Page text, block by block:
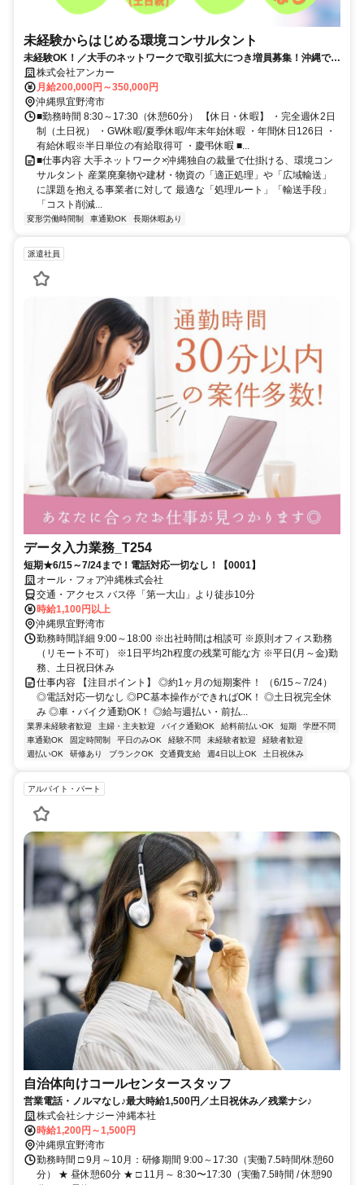
未経験からはじめる環境コンサルタント
未経験OK！／大手のネットワークで取引拡大につき増員募集！沖縄で一
生モノの営業スキルを身に着けたい方を募集中！／完全週休2日制（土
日祝）＆年間休日126日／転勤なし
株式会社アンカー
月給200,000円～350,000円
沖縄県宜野湾市
■勤務時間 8:30～17:30（休憩60分） 【休日・休暇】 ・完全週休2日
制（土日祝） ・GW休暇/夏季休暇/年末年始休暇 ・年間休日126日 ・
有給休暇※半日単位の有給取得可 ・慶弔休暇 ■...
■仕事内容 大手ネットワーク×沖縄独自の裁量で仕掛ける、環境コン
サルタント 産業廃棄物や建材・物資の「適正処理」や「広域輸送」
に課題を抱える事業者に対して 最適な「処理ルート」「輸送手段」
「コスト削減...
変形労働時間制 車通勤OK 長期休暇あり
派遣社員
データ入力業務_T254
短期★6/15～7/24まで！電話対応一切なし！【0001】
オール・フォア沖縄株式会社
交通・アクセス バス停「第一大山」より徒歩10分
時給1,100円以上
沖縄県宜野湾市
勤務時間詳細 9:00～18:00 ※出社時間は相談可 ※原則オフィス勤務
（リモート不可） ※1日平均2h程度の残業可能な方 ※平日(月～金)勤
務、土日祝日休み
仕事内容 【注目ポイント】 ◎約1ヶ月の短期案件！ （6/15～7/24）
◎電話対応一切なし ◎PC基本操作ができればOK！ ◎土日祝完全休
み ◎車・バイク通勤OK！ ◎給与週払い・前払...
業界未経験者歓迎 主婦・主夫歓迎 バイク通勤OK 給料前払いOK 短期
学歴不問
車通勤OK
固定時間制 平日のみOK 経験不問 未経験者歓迎
経験者歓迎
週払いOK
研修あり ブランクOK 交通費支給 週4日以上OK 土日祝休み
アルバイト・パート
自治体向けコールセンタースタッフ
営業電話・ノルマなし♪最大時給1,500円／土日祝休み／残業ナシ♪
株式会社シナジー 沖縄本社
時給1,200円～1,500円
沖縄県宜野湾市
勤務時間 □ 9月～10月：研修期間 9:00～17:30（実働7.5時間/休憩60
分） ★ 昼休憩60分 ★ □ 11月～ 8:30〜17:30（実働7.5時間 / 休憩90